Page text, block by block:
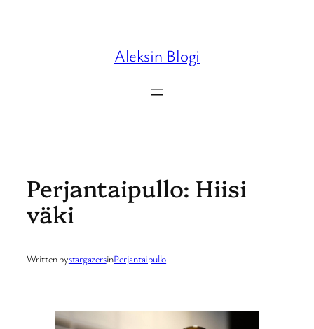
Aleksin Blogi
Perjantaipullo: Hiisi
väki
Written bystargazersinPerjantaipullo